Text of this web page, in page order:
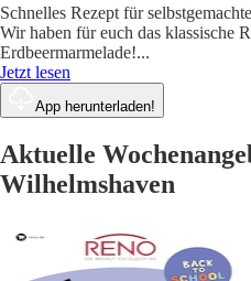
Schnelles Rezept für
Wir haben für euch das klassische
Erdbeermarmelade!...
Jetzt lesen
App herunterladen!
Aktuelle
Wilhelmshaven